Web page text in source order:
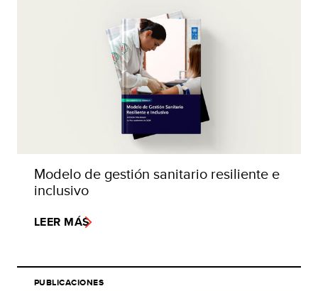
Modelo de gestión sanitario resiliente e
inclusivo
LEER MÁS
PUBLICACIONES